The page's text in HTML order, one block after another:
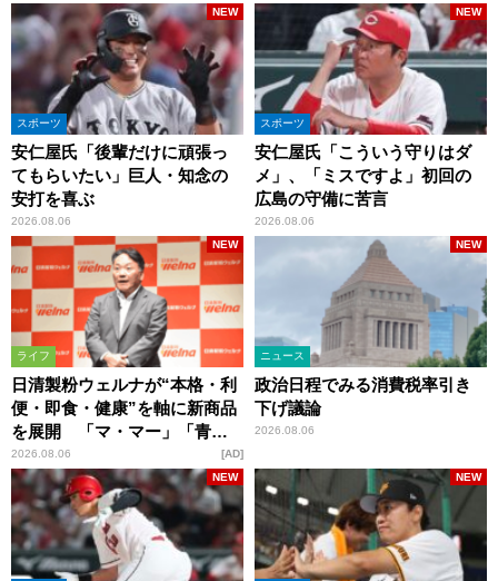
スポーツ
安仁屋氏「後輩だけに頑張っ
てもらいたい」巨人・知念の
安打を喜ぶ
2026.08.06
NEW
スポーツ
安仁屋氏「こういう守りはダ
メ」、「ミスですよ」初回の
広島の守備に苦言
2026.08.06
NEW
ライフ
日清製粉ウェルナが“本格・利
便・即食・健康”を軸に新商品
を展開 「マ・マー」「青の
洞窟」ブランドを強化
2026.08.06
NEW
AD
ニュース
政治日程でみる消費税率引き
下げ議論
2026.08.06
NEW
NEW NEW